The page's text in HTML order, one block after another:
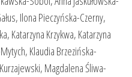
Ilona Pieczyńska-Czerny,
Katarzyna Krzykwa, Katarzyna
Klaudia Brzezińska-
Magdalena Śliwa-